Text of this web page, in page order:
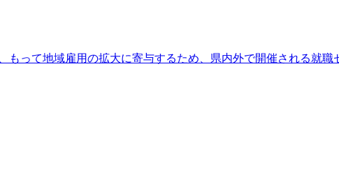
もって地域雇用の拡大に寄与するため、県内外で開催される就